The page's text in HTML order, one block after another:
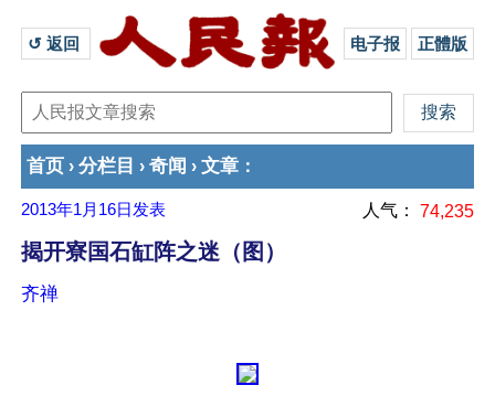
↺ 返回 电子报 正體版
首页 › 分栏目 › 奇闻 › 文章 ：
2013年1月16日 发表 人气： 74,235
揭开寮国石缸阵之迷（图）
齐禅